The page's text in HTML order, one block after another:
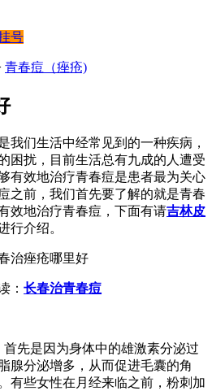
号
青春痘（痤疮)
我们生活中经常见到的一种疾病，
困扰，目前生活总有九成的人遭受
有效地治疗青春痘是患者最为关心
之前，我们首先要了解的就是青春
效地治疗青春痘，下面有请吉林皮
行介绍。
： 长春治青春痘
先是因为身体中的雄激素分泌过
腺分泌增多，从而促进毛囊的角
有些女性在月经来临之前，粉刺加